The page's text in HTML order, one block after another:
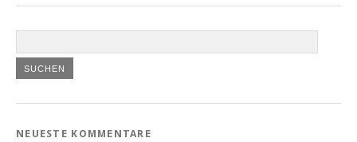
NEUESTE KOMMENTARE